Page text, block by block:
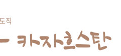
직
카자흐스탄